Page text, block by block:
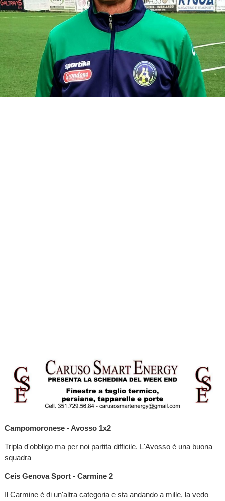
Campomoronese - Avosso 1x2
Tripla d'obbligo ma per noi partita difficile. L'Avosso è una buona
squadra
Ceis Genova Sport - Carmine 2
Il Carmine è di un'altra categoria e sta andando a mille, la vedo